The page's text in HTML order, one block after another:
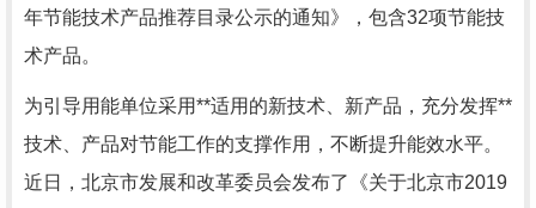
年节能技术产品推荐目录公示的通知》，包含32项节能技
术产品。
为引导用能单位采用**适用的新技术、新产品，充分发挥**
技术、产品对节能工作的支撑作用，不断提升能效水平。
近日，北京市发展和改革委员会发布了《关于北京市2019